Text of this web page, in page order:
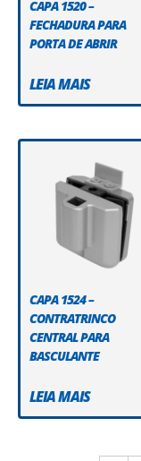
CAPA 1520 –
FECHADURA PARA
PORTA DE ABRIR
LEIA MAIS
CAPA 1524 –
CONTRATRINCO
CENTRAL PARA
BASCULANTE
LEIA MAIS